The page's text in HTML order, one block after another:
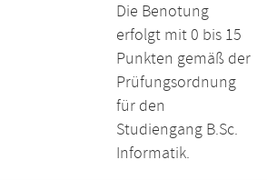
Die Benotung
erfolgt mit 0 bis 15
Punkten gemäß der
Prüfungsordnung
für den
Studiengang B.Sc.
Informatik.